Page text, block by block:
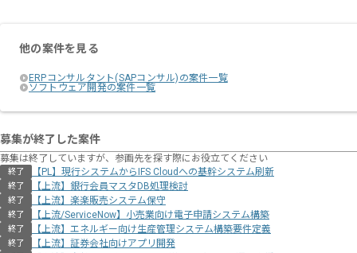
他の案件を見る
ERPコンサルタント(SAPコンサル)の案件一覧
ソフトウェア開発の案件一覧
募集が終了した案件
募集は終了していますが、参画先を探す際にお役立てください
終了 【PL】現行システムからIFS Cloudへの基幹システム刷新
終了 【上流】銀行会員マスタDB処理検討
終了 【上流】楽楽販売システム保守
終了 【上流/ServiceNow】小売業向け電子申請システム構築
終了 【上流】エネルギー向け生産管理システム構築要件定義
終了 【上流】証券会社向けアプリ開発